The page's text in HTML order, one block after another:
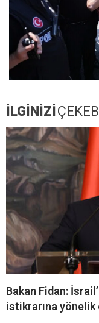
İLGİNİZİ
Bakan Fidan:
istikrarına